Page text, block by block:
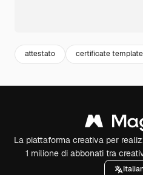
attestato certificate template
La piattaforma creativa per
1 milione di abbonati tra